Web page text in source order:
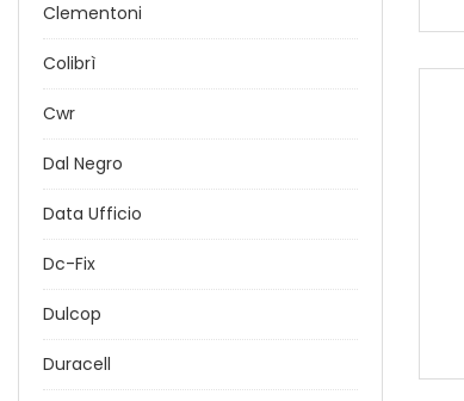
Clementoni
Colibrì
Cwr
Dal Negro
Data Ufficio
Dc-Fix
Dulcop
Duracell